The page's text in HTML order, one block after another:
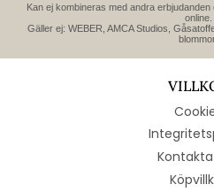
Kan ej kombineras med andra
online.
Gäller ej: WEBER, AMCA Studios,